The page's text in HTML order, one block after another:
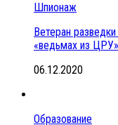
Шпионаж
Ветеран
«ведьмах из ЦРУ»
06.12.2020
Образование